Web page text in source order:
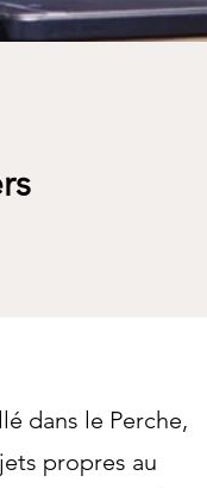
dans le Perche,
propres au